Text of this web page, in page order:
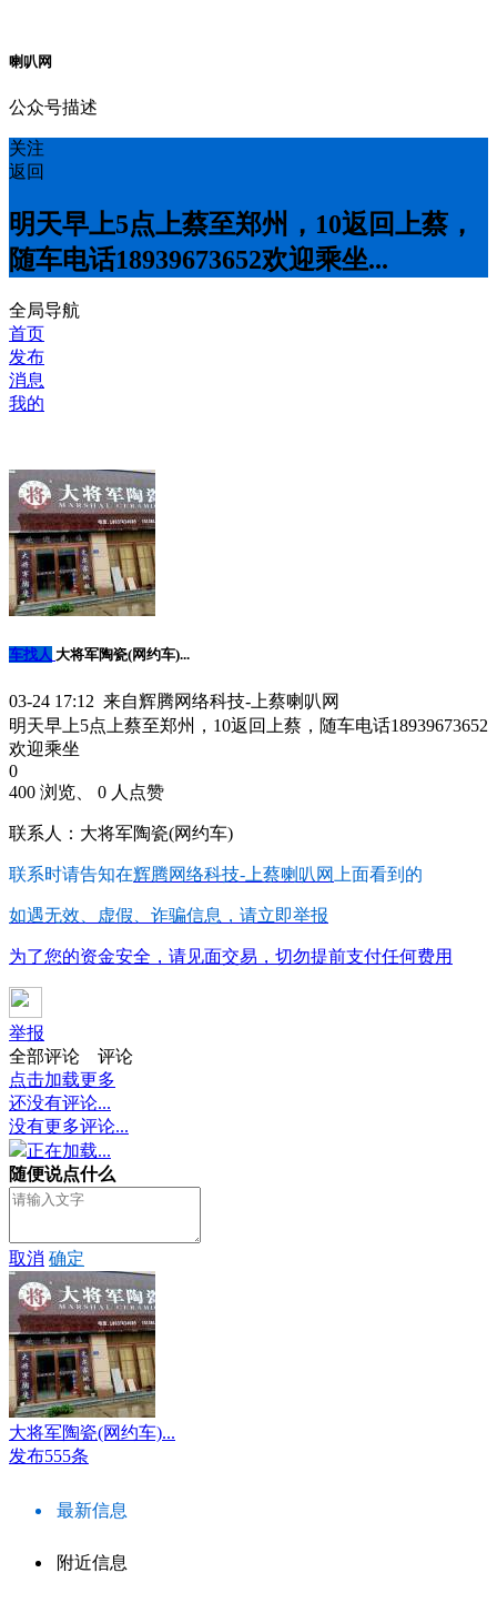
喇叭网
公众号描述
关注
返回
明天早上5点上蔡至郑州，10返回上蔡，
随车电话18939673652欢迎乘坐...
全局导航
首页
发布
消息
我的
车找人 大将军陶瓷(网约车)...
03-24 17:12 来自辉腾网络科技-上蔡喇叭网
明天早上5点上蔡至郑州，10返回上蔡，随车电话18939673652
欢迎乘坐
0
400 浏览、 0 人点赞
联系人：大将军陶瓷(网约车)
联系时请告知在辉腾网络科技-上蔡喇叭网 上面看到的
如遇无效、虚假、诈骗信息，请立即举报
为了您的资金安全，请见面交易，切勿提前支付任何费用
举报
全部评论
评论
点击加载更多
还没有评论...
没有更多评论...
正在加载...
随便说点什么
取消 确定
大将军陶瓷(网约车)...
发布555条
最新信息
附近信息